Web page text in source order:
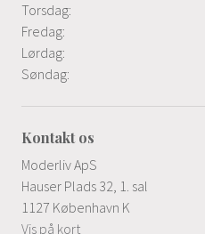
Torsdag:
Fredag:
Lørdag:
Søndag:
Kontakt os
Moderliv ApS
Hauser Plads 32, 1. sal
1127 København K
Vis på kort